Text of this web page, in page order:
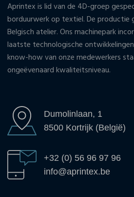
Aprintex is lid van de 4D-groep
borduurwerk op textiel. De productie
Belgisch atelier. Ons machinepark
laatste technologische
know-how van onze medewerkers
ongeëvenaard kwaliteitsniveau.
Dumolinlaan, 1
8500 Kortrijk (België)
+32 (0) 56 96 97 96
info@aprintex.be